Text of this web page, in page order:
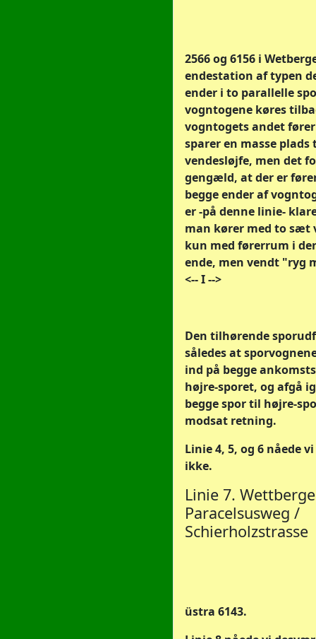
2566 og 6156 i
endestation af typen
ender i to parallelle
vogntogene køres
vogntogets andet
sparer en masse plads
vendesløjfe, men det
gengæld, at der er
begge ender af
er -på denne linie-
man kører med to sæt
kun med førerrum i
ende, men vendt "ryg
<-- I -->
Den tilhørende
således at
ind på begge
højre-sporet, og afgå
begge spor til højre-
modsat retning.
Linie 4, 5, og 6 nåede
ikke.
Linie 7.
Paracelsusweg /
Schierholzstrasse
üstra 6143.